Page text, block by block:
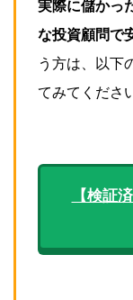
実際に儲かっ
な投資顧問で
う方は、以下
てみてくださ
【検証